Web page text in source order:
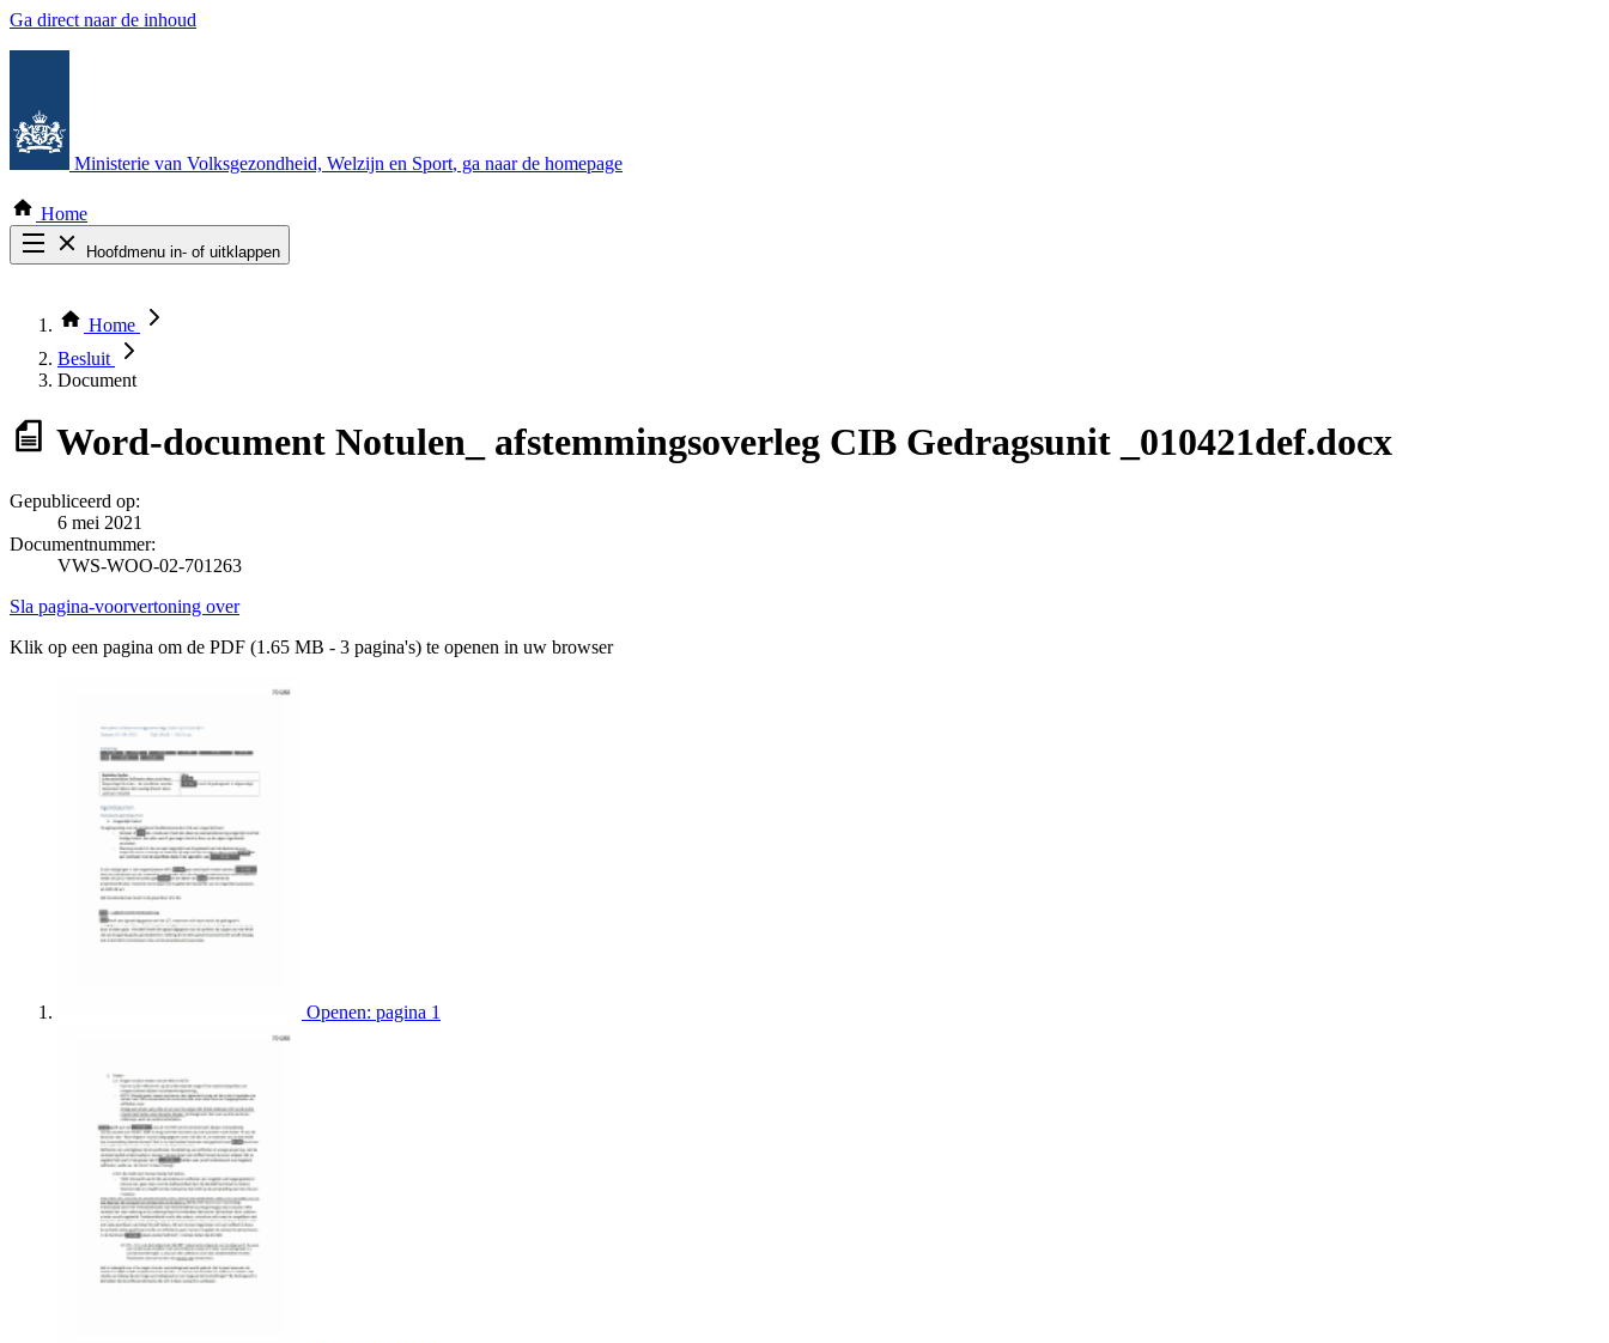
Ga direct naar de inhoud
Ministerie van Volksgezondheid, Welzijn en Sport, ga naar de homepage
Home
Hoofdmenu in- of uitklappen
Thema COVID-19
Bekijk per bestuursorgaan
Home
Besluit
Document
Word-document Notulen_ afstemmingsoverleg CIB Gedragsunit _010421def.docx
Gepubliceerd op:
6 mei 2021
Documentnummer:
VWS-WOO-02-701263
Sla pagina-voorvertoning over
Klik op een pagina om de PDF (1.65 MB - 3 pagina's) te openen in uw browser
Openen: pagina 1